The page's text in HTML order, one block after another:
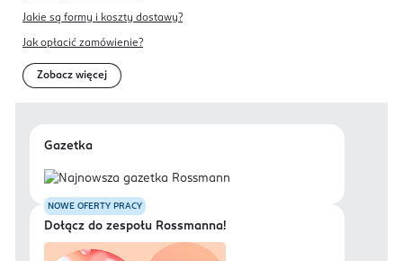
Jakie są formy i koszty dostawy?
Jak opłacić zamówienie?
Zobacz więcej
Gazetka
NOWE OFERTY PRACY
Dołącz do zespołu Rossmanna!